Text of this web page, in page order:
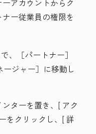
アカウントからク
ー従業員の権限を
、［パートナー］
ジャー］に移動し
ターを置き、[ アク
をクリックし、[ 詳